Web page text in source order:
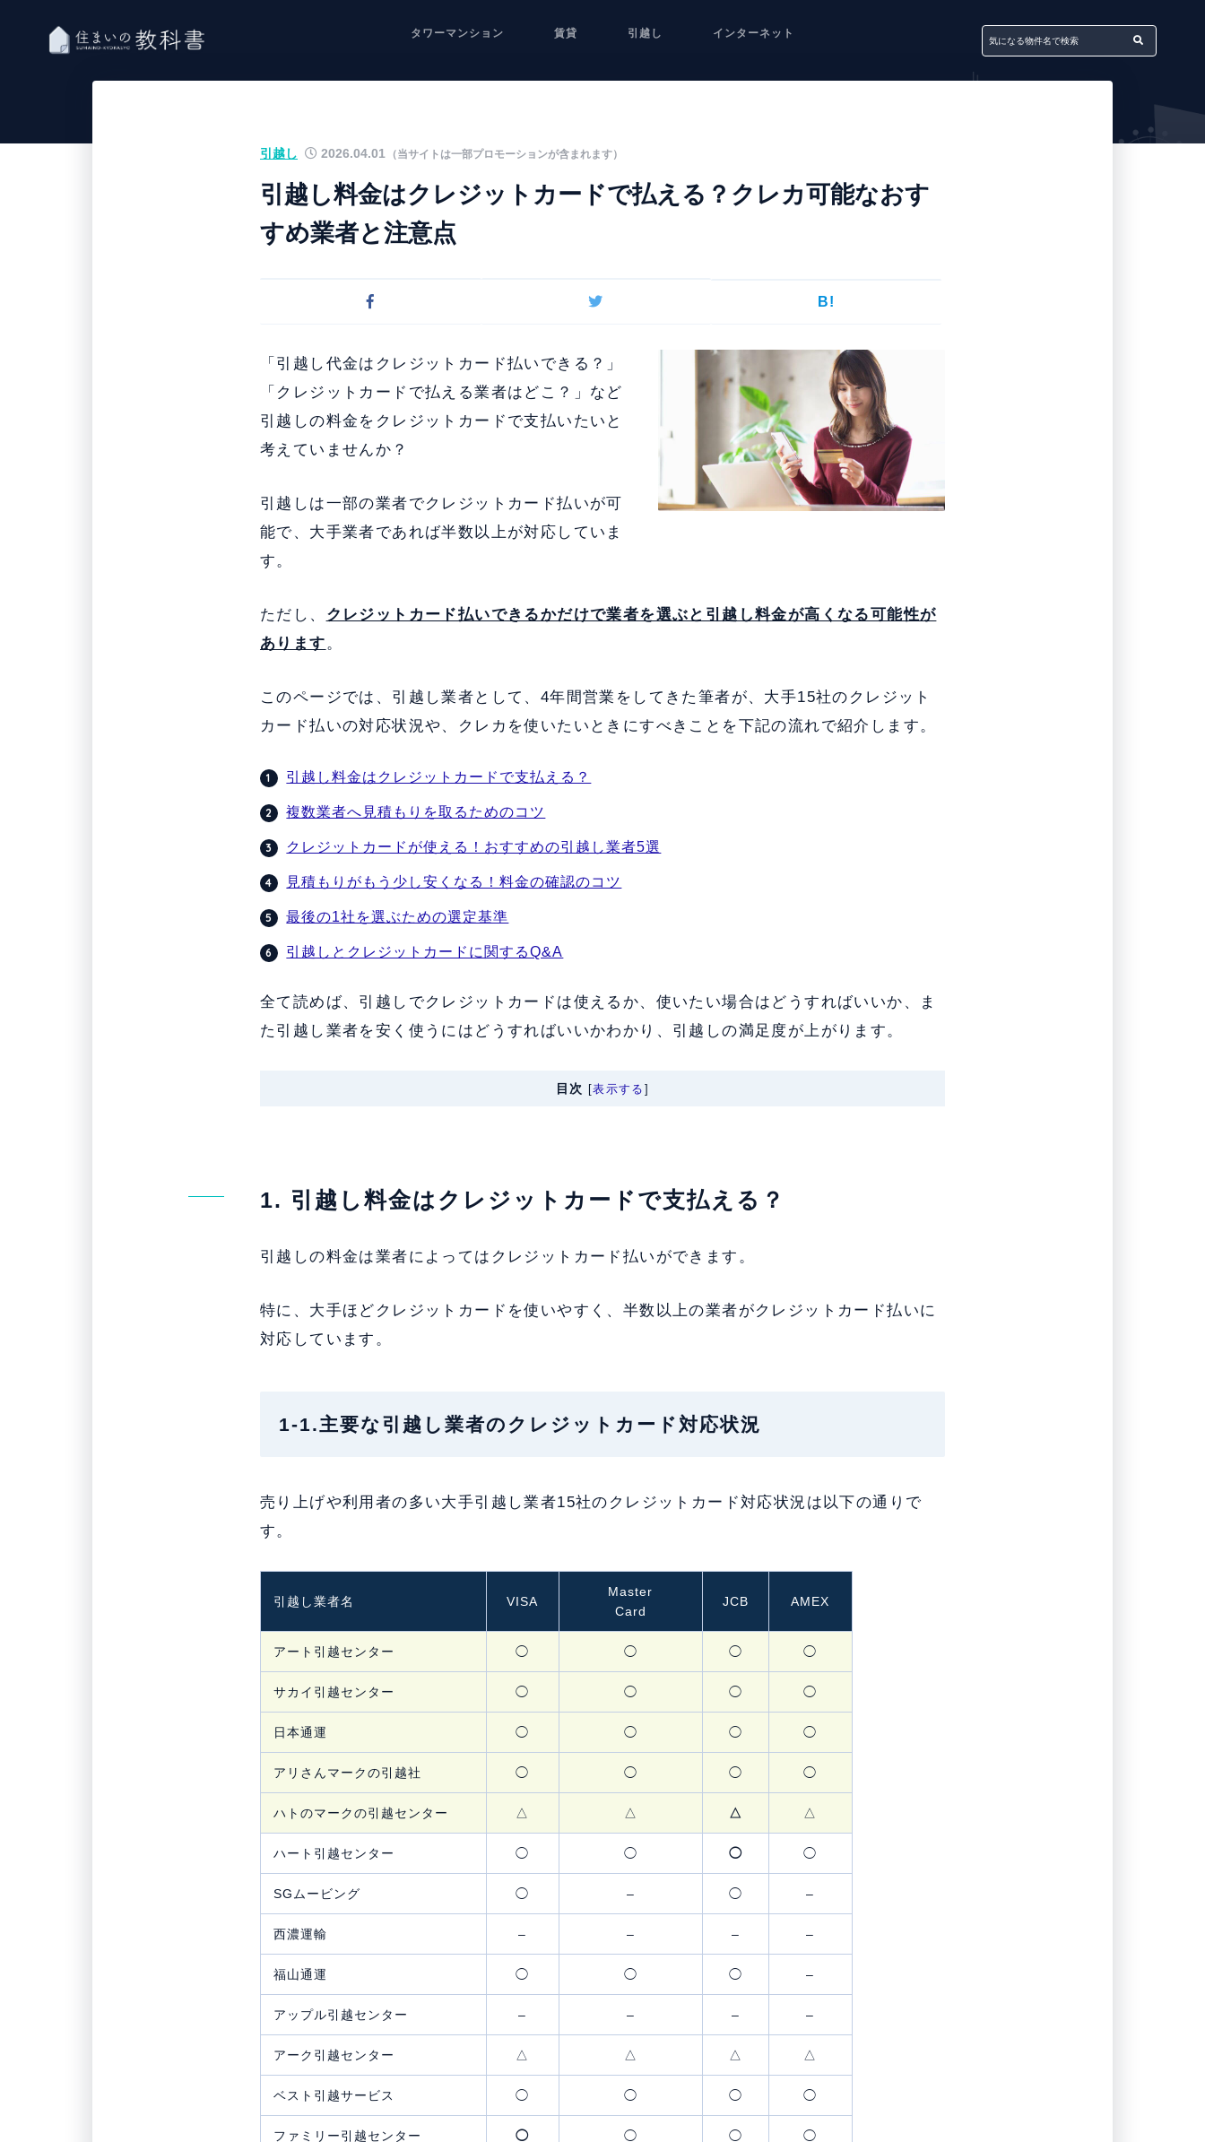
タワーマンション 賃貸 引越し インターネット
（当サイトは一部プロモーションが含まれます）
引越し 2026.04.01
引越し料金はクレジットカードで払える？クレカ可能なおす
すめ業者と注意点
B!
「引越し代金はクレジットカード払いできる？」
「クレジットカードで払える業者はどこ？」など
引越しの料金をクレジットカードで支払いたいと
考えていませんか？
引越しは一部の業者でクレジットカード払いが可
能で、大手業者であれば半数以上が対応していま
す。
ただし、 クレジットカード払いできるかだけで業者を選ぶと引越し料金が高くなる可能性が
あります。
このページでは、引越し業者として、4年間営業をしてきた筆者が、大手15社のクレジット
カード払いの対応状況や、クレカを使いたいときにすべきことを下記の流れで紹介します。
引越し料金はクレジットカードで支払える？
複数業者へ見積もりを取るためのコツ
クレジットカードが使える！おすすめの引越し業者5選
見積もりがもう少し安くなる！料金の確認のコツ
最後の1社を選ぶための選定基準
引越しとクレジットカードに関するQ&A
全て読めば、引越しでクレジットカードは使えるか、使いたい場合はどうすればいいか、ま
た引越し業者を安く使うにはどうすればいいかわかり、引越しの満足度が上がります。
目次 [表示する
1. 引越し料金はクレジットカードで支払える？
引越しの料金は業者によってはクレジットカード払いができます。
特に、大手ほどクレジットカードを使いやすく、半数以上の業者がクレジットカード払いに
対応しています。
1-1.主要な引越し業者のクレジットカード対応状況
売り上げや利用者の多い大手引越し業者15社のクレジットカード対応状況は以下の通りで
す。
引越し業者名 VISA
Master
Card
JCB AMEX
アート引越センター ◯ ◯ ◯ ◯
サカイ引越センター ◯ ◯ ◯ ◯
日本通運 ◯ ◯ ◯ ◯
アリさんマークの引越社 ◯ ◯ ◯ ◯
ハトのマークの引越センター △ △ △ △
ハート引越センター ◯ ◯ ◯ ◯
SGムービング ◯ – ◯ –
西濃運輸 – – – –
福山通運 ◯ ◯ ◯ –
アップル引越センター – – – –
アーク引越センター △ △ △ △
ベスト引越サービス ◯ ◯ ◯ ◯
ファミリー引越センター ◯ ◯ ◯ ◯